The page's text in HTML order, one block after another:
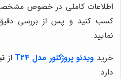
اطلاعات کاملی در خصوص
کسب کنید و پس از بررسی
نمایید.
خرید ویدئو پروژکتور مدل T24 از
دارد: